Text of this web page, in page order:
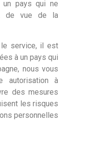
un pays qui ne
de vue de la
le service, il est
à un pays qui
nous vous
autorisation à
des mesures
les risques
personnelles